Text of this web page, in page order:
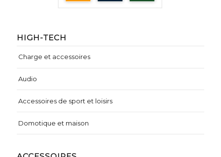
HIGH-TECH
Charge et accessoires
Audio
Accessoires de sport et loisirs
Domotique et maison